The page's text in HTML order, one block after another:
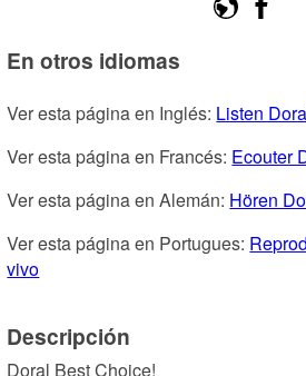
En otros idiomas
Ver esta página en Inglés: Listen
Ver esta página en Francés: Ecouter
Ver esta página en Alemán: Hören
Ver esta página en Portugues:
vivo
Descripción
Doral Best Choice!